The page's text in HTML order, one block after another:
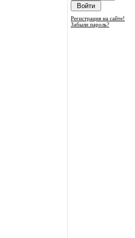
Регистрация на сайте!
Забыли пароль?